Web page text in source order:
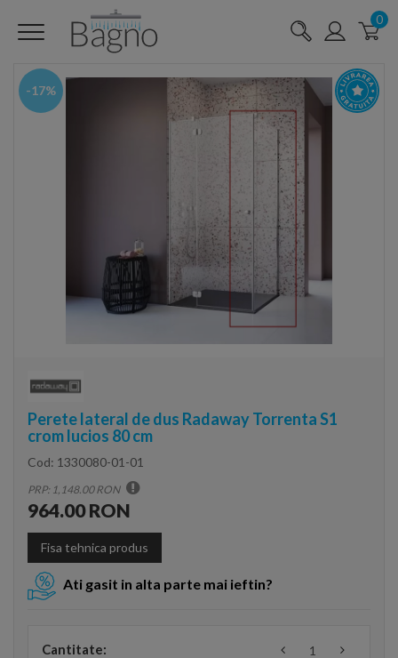
0
-17%
Perete lateral de dus Radaway Torrenta S1
crom lucios 80 cm
Cod: 1330080-01-01
PRP: 1,148.00 RON
964.00 RON
Fisa tehnica produs
Ati gasit in alta parte mai ieftin?
Cantitate: